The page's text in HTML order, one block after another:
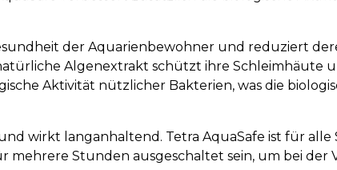
der Aquarienbewohner und reduziert
Algenextrakt schützt ihre Schleimhäute
Aktivität nützlicher Bakterien, was die
wirkt langanhaltend. Tetra AquaSafe ist für
mehrere Stunden ausgeschaltet sein, um bei der